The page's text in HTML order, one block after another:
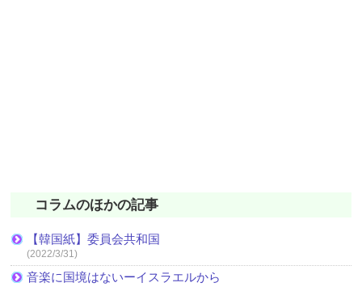
コラムのほかの記事
【韓国紙】委員会共和国
(2022/3/31)
音楽に国境はないーイスラエルから